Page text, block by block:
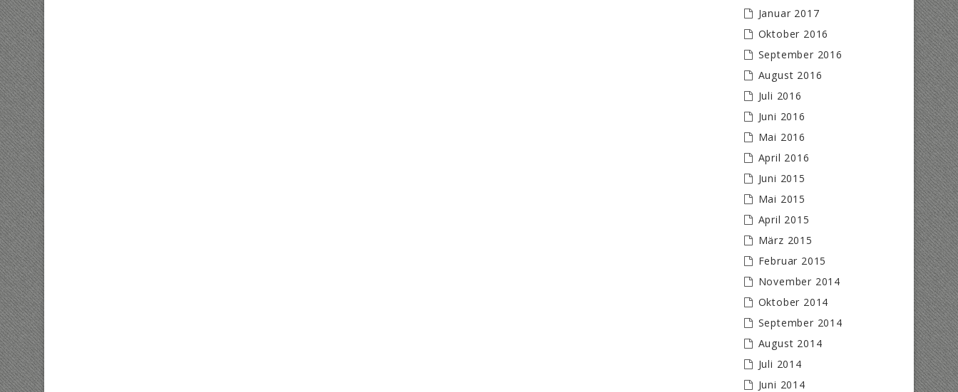
Januar 2017
Oktober 2016
September 2016
August 2016
Juli 2016
Juni 2016
Mai 2016
April 2016
Juni 2015
Mai 2015
April 2015
März 2015
Februar 2015
November 2014
Oktober 2014
September 2014
August 2014
Juli 2014
Juni 2014